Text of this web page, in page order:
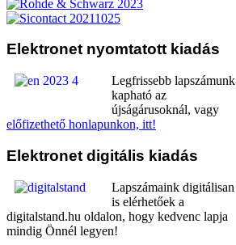
Elektronet nyomtatott kiadás
Legfrissebb lapszámunk
kapható az
újságárusoknál, vagy
előfizethető honlapunkon, itt!
Elektronet digitális kiadás
Lapszámaink digitálisan
is elérhetőek a
digitalstand.hu oldalon, hogy kedvenc lapja
mindig Önnél legyen!